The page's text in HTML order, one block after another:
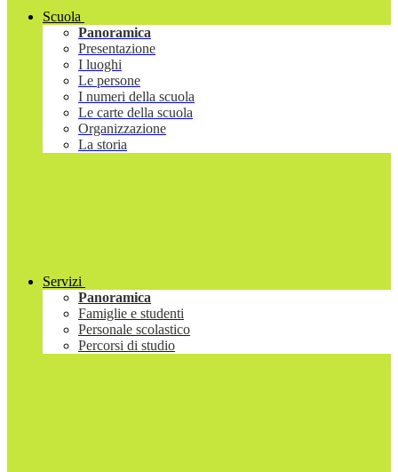
Scuola
Panoramica
Presentazione
I luoghi
Le persone
I numeri della scuola
Le carte della scuola
Organizzazione
La storia
Servizi
Panoramica
Famiglie e studenti
Personale scolastico
Percorsi di studio